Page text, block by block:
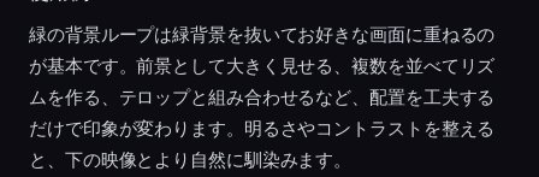
緑の背景ループは緑背景を抜いてお好きな画面に重ねるの
が基本です。前景として大きく見せる、複数を並べてリズ
ムを作る、テロップと組み合わせるなど、配置を工夫する
だけで印象が変わります。明るさやコントラストを整える
と、下の映像とより自然に馴染みます。